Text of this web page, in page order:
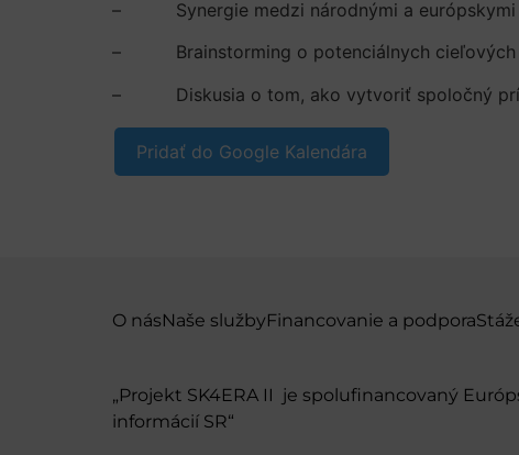
– Synergie medzi národnými a európskymi
– Brainstorming o potenciálnych cieľových
– Diskusia o tom, ako vytvoriť spoločný
Pridať do Google Kalendára
O násNaše službyFinancovanie a podpora
„Projekt SK4ERA II je spolufinancovaný
informácií SR“